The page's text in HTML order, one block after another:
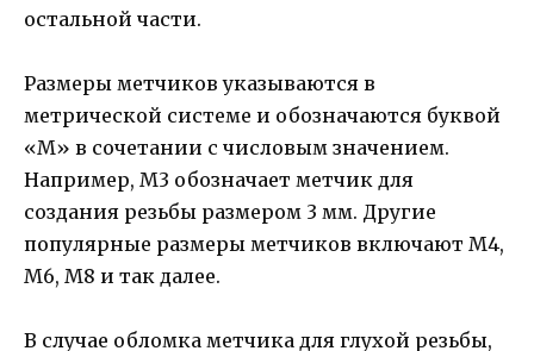
остальной части.
Размеры метчиков указываются в
метрической системе и обозначаются буквой
«М» в сочетании с числовым значением.
Например, М3 обозначает метчик для
создания резьбы размером 3 мм. Другие
популярные размеры метчиков включают М4,
М6, М8 и так далее.
В случае обломка метчика для глухой резьбы,